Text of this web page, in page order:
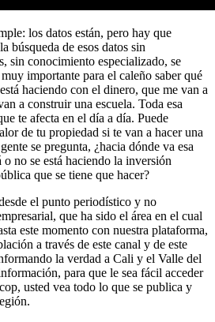
los datos están, pero hay que
búsqueda de esos datos sin
sin conocimiento especializado, se
importante para el caleño saber qué
haciendo con el dinero, que me van a
a construir una escuela. Toda esa
te afecta en el día a día. Puede
de tu propiedad si te van a hacer una
se pregunta, ¿hacia dónde va esa
no se está haciendo la inversión
que se tiene que hacer?
el punto periodístico y no
que ha sido el área en el cual
este momento con nuestra plataforma,
a través de este canal y de este
la verdad a Cali y el Valle del
para que le sea fácil acceder
usted vea todo lo que se publica y